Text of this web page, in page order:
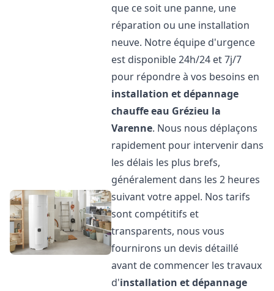
que ce soit une panne, une
réparation ou une installation
neuve. Notre équipe d'urgence
est disponible 24h/24 et 7j/7
pour répondre à vos besoins en
installation et dépannage
chauffe eau Grézieu la
Varenne. Nous nous déplaçons
rapidement pour intervenir dans
les délais les plus brefs,
généralement dans les 2 heures
suivant votre appel. Nos tarifs
sont compétitifs et
transparents, nous vous
fournirons un devis détaillé
avant de commencer les travaux
d'installation et dépannage